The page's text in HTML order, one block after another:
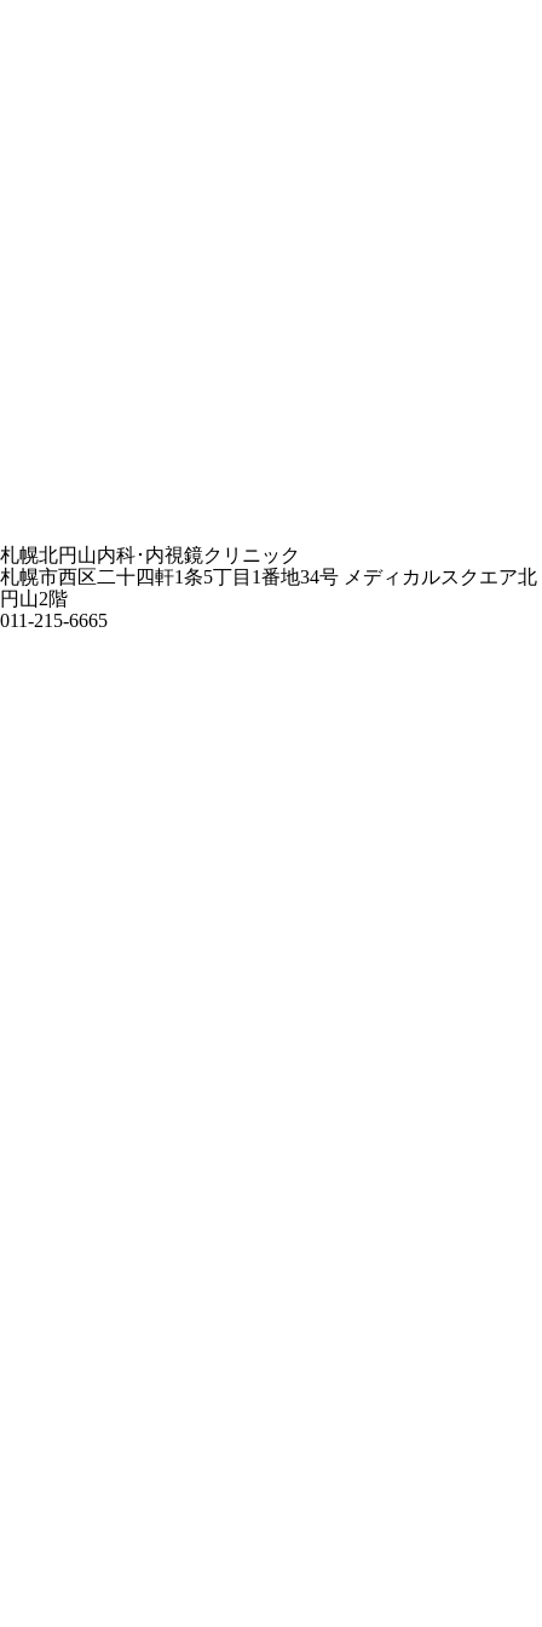
札幌北円山内科･内視鏡クリニック
札幌市西区二十四軒1条5丁目1番地34号 メディカルスクエア北
円山2階
011-215-6665